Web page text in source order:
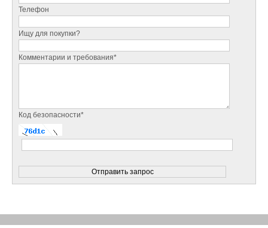
Телефон
Ищу для покупки?
Комментарии и требования*
Код безопасности*